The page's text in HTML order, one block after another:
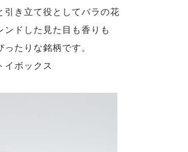
引き立て役としてバラの花
ンドした見た目も香りも
たりな銘柄です。
イボックス